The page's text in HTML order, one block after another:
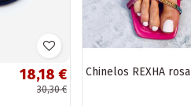
18,18 €
30,30 €
Chinelos REXHA rosa